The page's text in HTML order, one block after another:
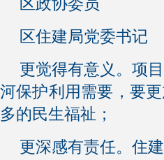
区政协委员
区住建局党委书记
更觉得有意义。项
河保护利用需要，要
多的民生福祉；
更深感有责任。住